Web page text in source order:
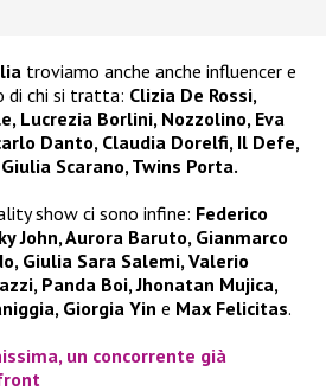
troviamo anche anche influencer e
di chi si tratta: Clizia De Rossi,
Lucrezia Borlini, Nozzolino, Eva
Danto, Claudia Dorelfi, Il Defe,
Scarano, Twins Porta.
show ci sono infine: Federico
John, Aurora Baruto, Gianmarco
Giulia Sara Salemi, Valerio
Panda Boi, Jhonatan Mujica,
Giorgia Yin e Max Felicitas.
un concorrente già